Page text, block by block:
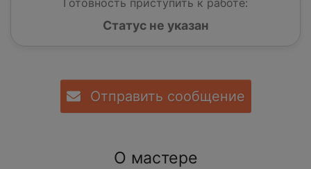
Готовность приступить к работе:
Статус не указан
Отправить сообщение
О мастере